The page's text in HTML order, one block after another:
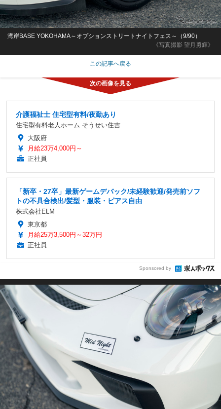
《写真撮影 望月勇輝》
湾岸BASE YOKOHAMA～オプションストリートナイトフェス～（9/90）
この記事へ戻る
介護福祉士 住宅型有料/夜勤あり
住宅型有料老人ホーム そうせい住吉
大阪府
月給23万4,000円～
正社員
「新卒・27卒」最新ゲームデバック/未経験歓迎/発売前ソフ
トの不具合検出/髪型・服装・ピアス自由
株式会社ELM
東京都
月給25万3,500円～32万円
正社員
Sponsored by